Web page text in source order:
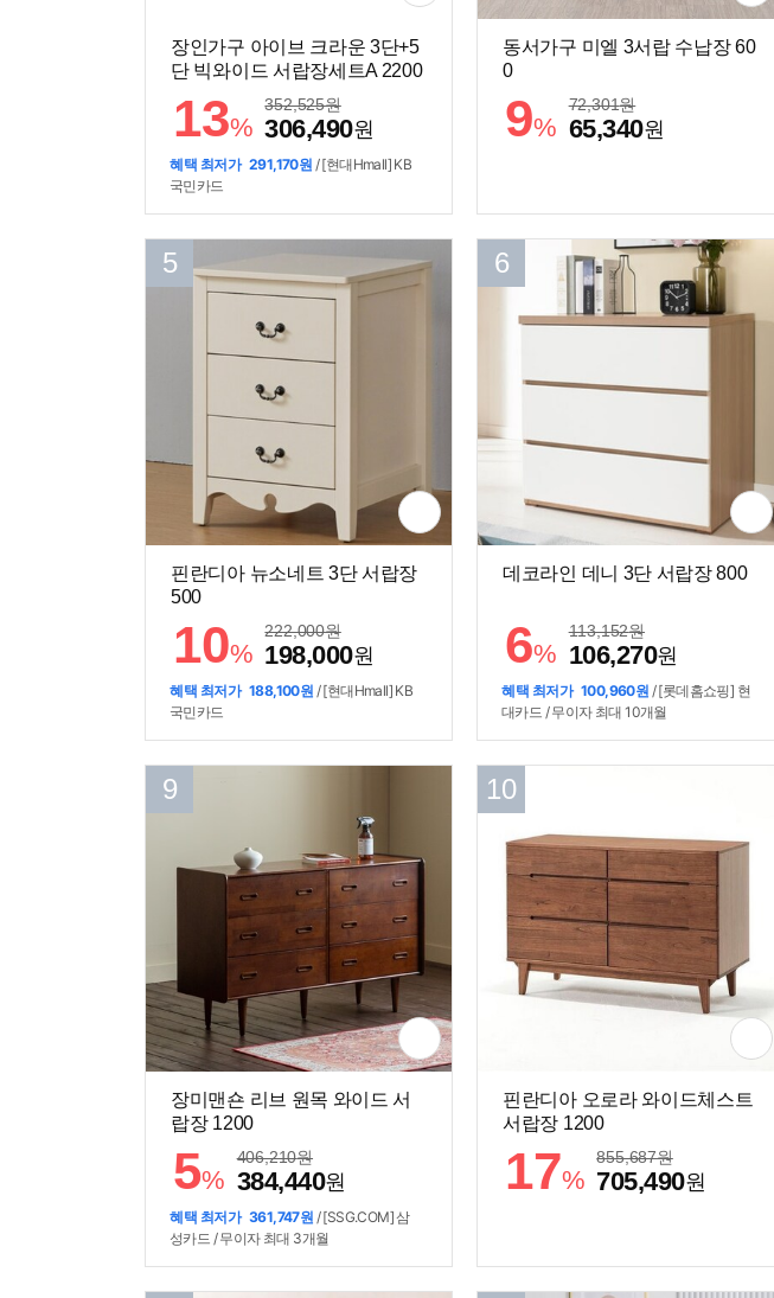
장인가구 아이브 크라운 3단+5
단 빅와이드 서랍장세트A 2200
13%
352,525원
306,490원
혜택 최저가 291,170원 / [현대Hmall] KB
국민카드
동서가구 미엘 3서랍 수납장 60
0
9%
72,301원
65,340원
5
핀란디아 뉴소네트 3단 서랍장
500
10%
222,000원
198,000원
혜택 최저가 188,100원 / [현대Hmall] KB
국민카드
6
데코라인 데니 3단 서랍장 800
6%
113,152원
106,270원
혜택 최저가 100,960원 / [롯데홈쇼핑] 현
대카드 / 무이자 최대 10개월
9
장미맨숀 리브 원목 와이드 서
랍장 1200
5%
406,210원
384,440원
혜택 최저가 361,747원 / [SSG.COM] 삼
성카드 / 무이자 최대 3개월
10
핀란디아 오로라 와이드체스트
서랍장 1200
17%
855,687원
705,490원